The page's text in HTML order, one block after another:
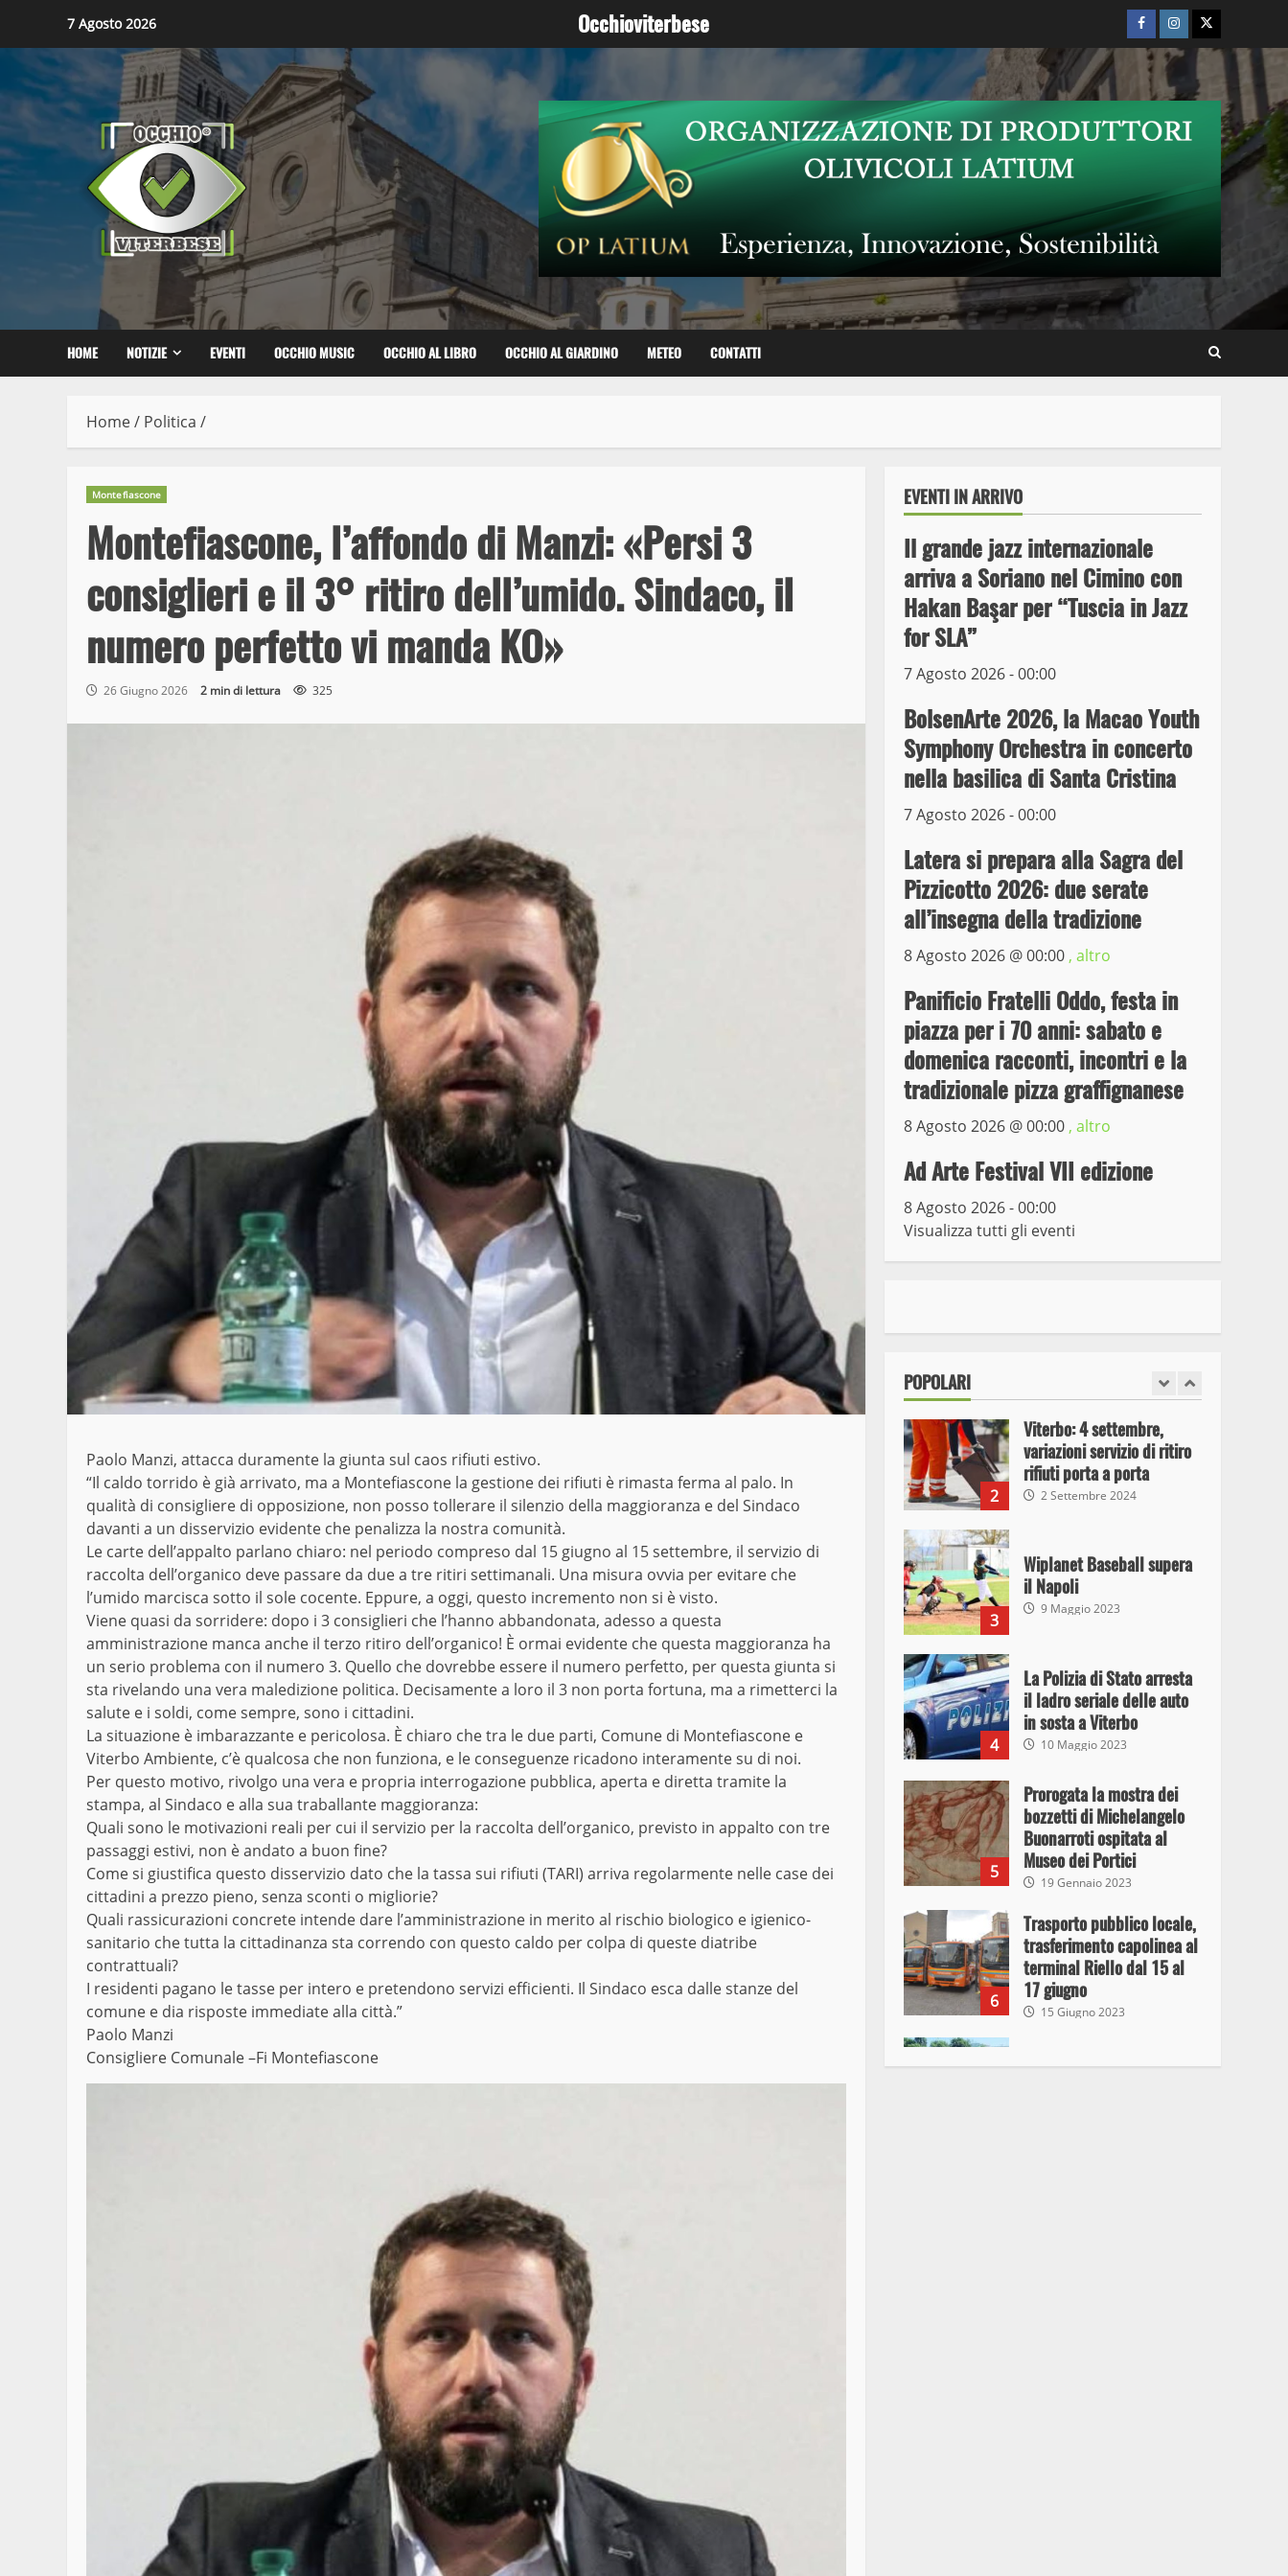
content
7 Agosto 2026 Occhioviterbese Facebook
Instagram
Twitter
HOME NOTIZIE EVENTI OCCHIO MUSIC OCCHIO AL LIBRO OCCHIO AL GIARDINO METEO CONTATTI
Home/ Politica /
Montefiascone
Montefiascone, l’affondo di Manzi: «Persi 3
consiglieri e il 3° ritiro dell’umido. Sindaco, il
numero perfetto vi manda KO»
26 Giugno 2026 2 min di lettura 325
Paolo Manzi, attacca duramente la giunta sul caos rifiuti estivo.
“Il caldo torrido è già arrivato, ma a Montefiascone la gestione dei rifiuti è rimasta ferma al palo. In
qualità di consigliere di opposizione, non posso tollerare il silenzio della maggioranza e del Sindaco
davanti a un disservizio evidente che penalizza la nostra comunità.
Le carte dell’appalto parlano chiaro: nel periodo compreso dal 15 giugno al 15 settembre, il servizio di
raccolta dell’organico deve passare da due a tre ritiri settimanali. Una misura ovvia per evitare che
l’umido marcisca sotto il sole cocente. Eppure, a oggi, questo incremento non si è visto.
Viene quasi da sorridere: dopo i 3 consiglieri che l’hanno abbandonata, adesso a questa
amministrazione manca anche il terzo ritiro dell’organico! È ormai evidente che questa maggioranza ha
un serio problema con il numero 3. Quello che dovrebbe essere il numero perfetto, per questa giunta si
sta rivelando una vera maledizione politica. Decisamente a loro il 3 non porta fortuna, ma a rimetterci la
salute e i soldi, come sempre, sono i cittadini.
La situazione è imbarazzante e pericolosa. È chiaro che tra le due parti, Comune di Montefiascone e
Viterbo Ambiente, c’è qualcosa che non funziona, e le conseguenze ricadono interamente su di noi.
Per questo motivo, rivolgo una vera e propria interrogazione pubblica, aperta e diretta tramite la
stampa, al Sindaco e alla sua traballante maggioranza:
Quali sono le motivazioni reali per cui il servizio per la raccolta dell’organico, previsto in appalto con tre
passaggi estivi, non è andato a buon fine?
Come si giustifica questo disservizio dato che la tassa sui rifiuti (TARI) arriva regolarmente nelle case dei
cittadini a prezzo pieno, senza sconti o migliorie?
Quali rassicurazioni concrete intende dare l’amministrazione in merito al rischio biologico e igienico-
sanitario che tutta la cittadinanza sta correndo con questo caldo per colpa di queste diatribe
contrattuali?
I residenti pagano le tasse per intero e pretendono servizi efficienti. Il Sindaco esca dalle stanze del
comune e dia risposte immediate alla città.”
Paolo Manzi
Consigliere Comunale –Fi Montefiascone
EVENTI IN ARRIVO
Il grande jazz internazionale
arriva a Soriano nel Cimino con
Hakan Başar per “Tuscia in Jazz
for SLA”
7 Agosto 2026 - 00:00
BolsenArte 2026, la Macao Youth
Symphony Orchestra in concerto
nella basilica di Santa Cristina
7 Agosto 2026 - 00:00
Latera si prepara alla Sagra del
Pizzicotto 2026: due serate
all’insegna della tradizione
8 Agosto 2026 @00:00 , altro
Panificio Fratelli Oddo, festa in
piazza per i 70 anni: sabato e
domenica racconti, incontri e la
tradizionale pizza graffignanese
8 Agosto 2026 @00:00 , altro
Ad Arte Festival VII edizione
8 Agosto 2026 - 00:00
Visualizza tutti gli eventi
POPOLARI
3
Wiplanet Baseball supera
9 Maggio 2023
4
La Polizia di Stato arresta
il ladro seriale delle auto
10 Maggio 2023
Prorogata la mostra dei
bozzetti di Michelangelo
Buonarroti ospitata al
19 Gennaio 2023
Trasporto pubblico locale,
trasferimento capolinea al
terminal Riello dal 15 al
17 giugno
15 Giugno 2023
7
Giochi Sportivi
Studenteschi di Atletica a
Viterbo
10 Maggio 2023
fini di spaccio di sostanze
2
Viterbo: 4 settembre,
variazioni servizio di ritiro
rifiuti porta a porta
2 Settembre 2024
3
Wiplanet Baseball supera
il Napoli
9 Maggio 2023
4
La Polizia di Stato arresta
il ladro seriale delle auto
in sosta a Viterbo
10 Maggio 2023
5
Prorogata la mostra dei
bozzetti di Michelangelo
Buonarroti ospitata al
Museo dei Portici
19 Gennaio 2023
6
Trasporto pubblico locale,
trasferimento capolinea al
terminal Riello dal 15 al
17 giugno
15 Giugno 2023
Giochi Sportivi